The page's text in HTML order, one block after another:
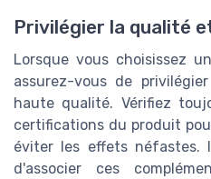
Privilégier la qualité
Lorsque vous choisissez
assurez-vous de
haute qualité. Vérifiez
certifications du produit
éviter les effets néfastes.
d'associer ces